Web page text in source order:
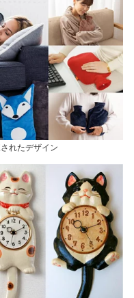
れたデザイン